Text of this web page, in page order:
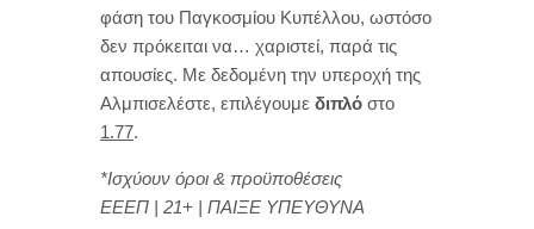
φάση του Παγκοσμίου Κυπέλλου, ωστόσο
δεν πρόκειται να… χαριστεί, παρά τις
απουσίες. Με δεδομένη την υπεροχή της
Αλμπισελέστε, επιλέγουμε διπλό στο
1.77.
*Ισχύουν όροι & προϋποθέσεις
ΕΕΕΠ | 21+ | ΠΑΙΞΕ ΥΠΕΥΘΥΝΑ